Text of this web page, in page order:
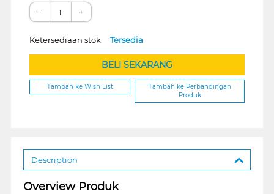
− +
Ketersediaan stok: Tersedia
BELI SEKARANG
Tambah ke Wish List
Tambah ke Perbandingan
Produk
Description
Overview Produk